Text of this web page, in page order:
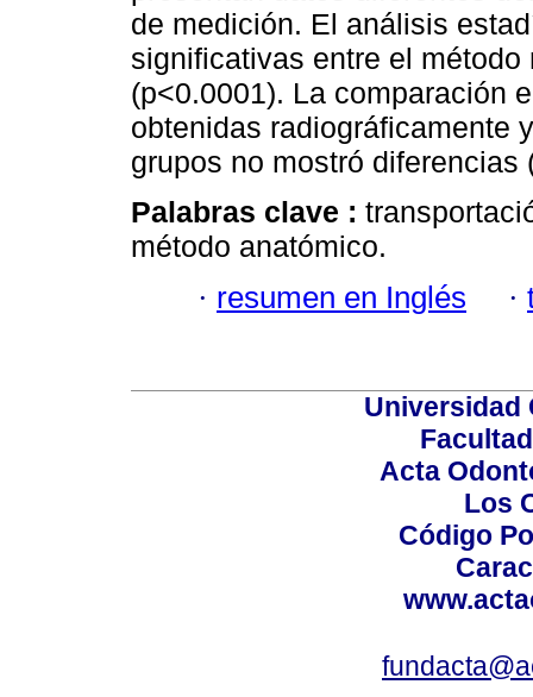
de medición. El análisis
significativas entre el
(p<0.0001). La comparación
obtenidas radiográficamente
grupos no mostró diferencias
Palabras clave :
método anatómico.
· resumen en Inglés ·
Universidad
Acta
Los
Código